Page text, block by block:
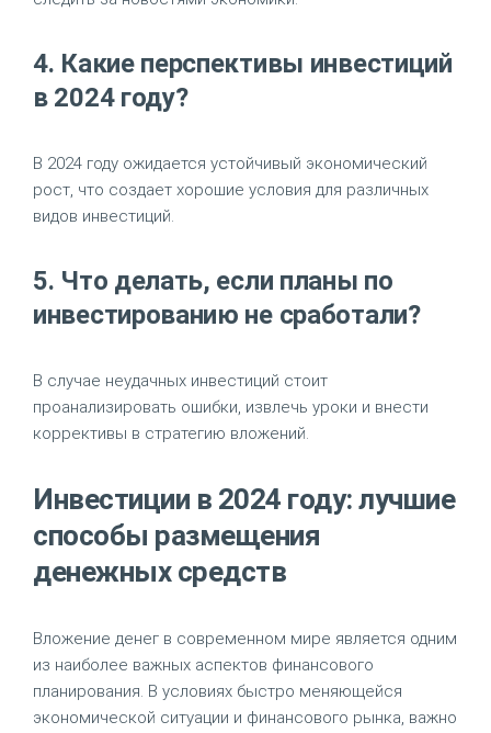
4. Какие перспективы инвестиций
в 2024 году?
В 2024 году ожидается устойчивый экономический
рост, что создает хорошие условия для различных
видов инвестиций.
5. Что делать, если планы по
инвестированию не сработали?
В случае неудачных инвестиций стоит
проанализировать ошибки, извлечь уроки и внести
коррективы в стратегию вложений.
Инвестиции в 2024 году: лучшие
способы размещения
денежных средств
Вложение денег в современном мире является одним
из наиболее важных аспектов финансового
планирования. В условиях быстро меняющейся
экономической ситуации и финансового рынка, важно